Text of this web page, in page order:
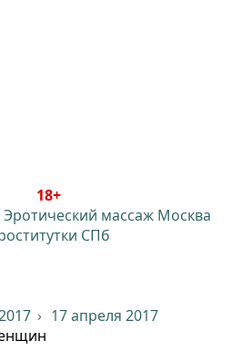
18+
Эротический массаж Москва
СПб
17 апреля 2017